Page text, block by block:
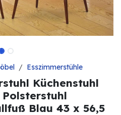
Esszimmerstühle
Küchenstuhl
Blau 43 x 56,5